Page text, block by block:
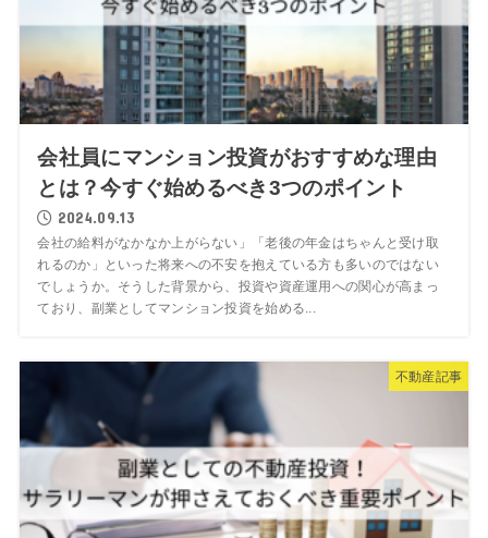
会社員にマンション投資がおすすめな理由
とは？今すぐ始めるべき3つのポイント
2024.09.13
会社の給料がなかなか上がらない」「老後の年金はちゃんと受け取
れるのか」といった将来への不安を抱えている方も多いのではない
でしょうか。そうした背景から、投資や資産運用への関心が高まっ
ており、副業としてマンション投資を始める...
不動産記事